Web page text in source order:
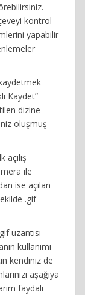
kontrol
yapabilir
Kaydet”
dizine
oluşmuş
açılış
ile
ise açılan
.gif
uzantısı
kullanımı
kendiniz de
aşağıya
faydalı